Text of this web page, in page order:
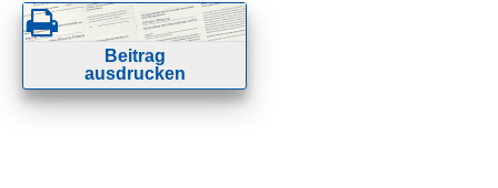
Beitrag
ausdrucken